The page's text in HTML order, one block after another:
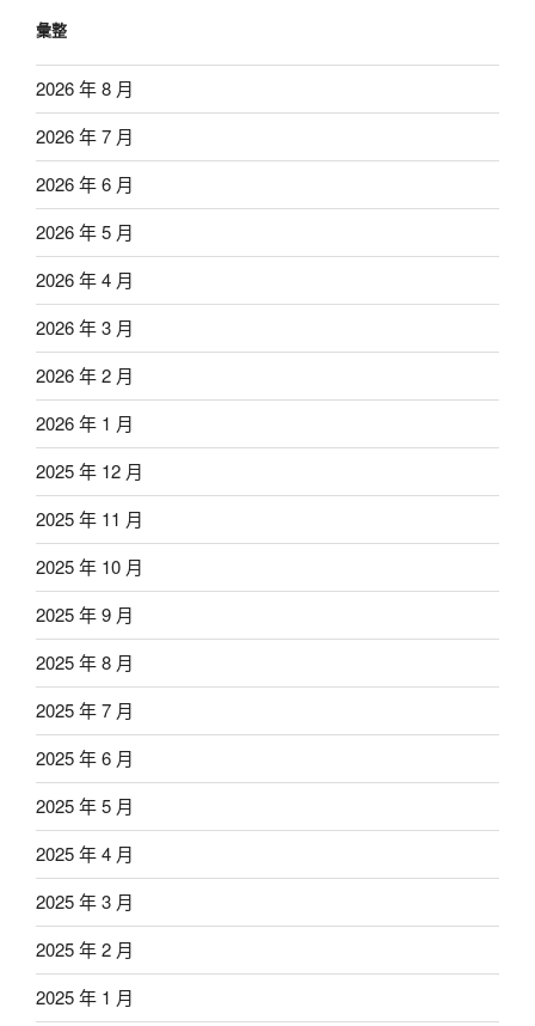
彙整
2026 年 8 月
2026 年 7 月
2026 年 6 月
2026 年 5 月
2026 年 4 月
2026 年 3 月
2026 年 2 月
2026 年 1 月
2025 年 12 月
2025 年 11 月
2025 年 10 月
2025 年 9 月
2025 年 8 月
2025 年 7 月
2025 年 6 月
2025 年 5 月
2025 年 4 月
2025 年 3 月
2025 年 2 月
2025 年 1 月